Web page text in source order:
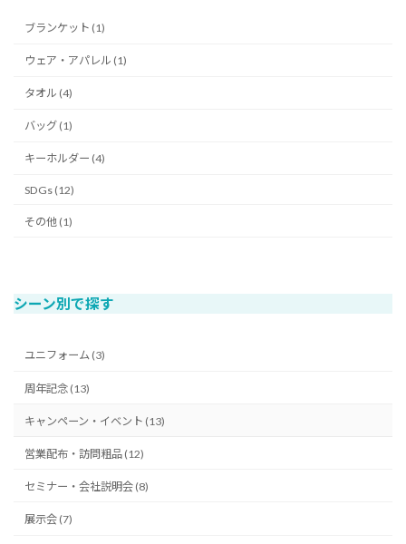
ペ
ブランケット (1)
ウェア・アパレル (1)
タオル (4)
バッグ (1)
キーホルダー (4)
SDGs (12)
その他 (1)
シーン別で探す
ユニフォーム (3)
周年記念 (13)
キャンペーン・イベント (13)
営業配布・訪問粗品 (12)
セミナー・会社説明会 (8)
展示会 (7)